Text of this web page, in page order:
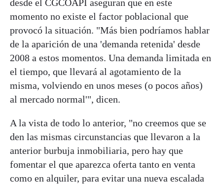
desde el CGCOAPI aseguran que en este
momento no existe el factor poblacional que
provocó la situación. "Más bien podríamos hablar
de la aparición de una 'demanda retenida' desde
2008 a estos momentos. Una demanda limitada en
el tiempo, que llevará al agotamiento de la
misma, volviendo en unos meses (o pocos años)
al mercado normal'", dicen.
A la vista de todo lo anterior, "no creemos que se
den las mismas circunstancias que llevaron a la
anterior burbuja inmobiliaria, pero hay que
fomentar el que aparezca oferta tanto en venta
como en alquiler, para evitar una nueva escalada